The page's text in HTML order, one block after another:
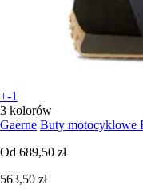
+-1
3 kolorów
Gaerne Buty motocyklowe
Od 689,50 zł
563,50 zł